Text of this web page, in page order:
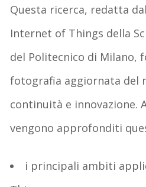
Questa ricerca, redatta
Internet of Things della
del Politecnico di Milano,
fotografia aggiornata del
continuità e innovazione.
vengono approfonditi
i principali ambiti